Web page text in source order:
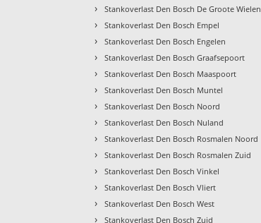
› Stankoverlast Den Bosch De Groote Wielen
› Stankoverlast Den Bosch Empel
› Stankoverlast Den Bosch Engelen
› Stankoverlast Den Bosch Graafsepoort
› Stankoverlast Den Bosch Maaspoort
› Stankoverlast Den Bosch Muntel
› Stankoverlast Den Bosch Noord
› Stankoverlast Den Bosch Nuland
› Stankoverlast Den Bosch Rosmalen Noord
› Stankoverlast Den Bosch Rosmalen Zuid
› Stankoverlast Den Bosch Vinkel
› Stankoverlast Den Bosch Vliert
› Stankoverlast Den Bosch West
› Stankoverlast Den Bosch Zuid